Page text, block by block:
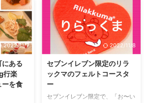
のどご
しい。チ
まらない
ミマの6枚食パンがが美味しかっ
た。トーストした時のサクフワ感
が個人的に気に入りました。今ま
で超熟の4枚か5枚のパンを食べ
ていたから薄いパンが新鮮だった
のもあるかな。 ファミマの食パ
ンがピザトーストと相性よかった
普段使っているピザソースが雪印
のピザソースでトースト。チーズ
を割いて置いてオーブントースタ
2022/11/7
ある
行楽
ーを食
2022/11/8
セブンイレブン限定のリラ
ックマのフェルトコースタ
ー
セブンイレブン限定で、「お〜い